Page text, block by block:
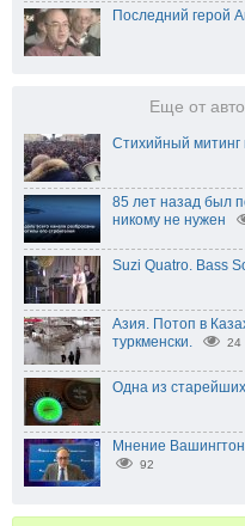
Последний герой
Еще от
Стихийный митинг
85 лет назад был
никому не нужен
Suzi Quatro. Bass
Азия. Потоп в
туркменски.
24
Одна из
Мнение
92